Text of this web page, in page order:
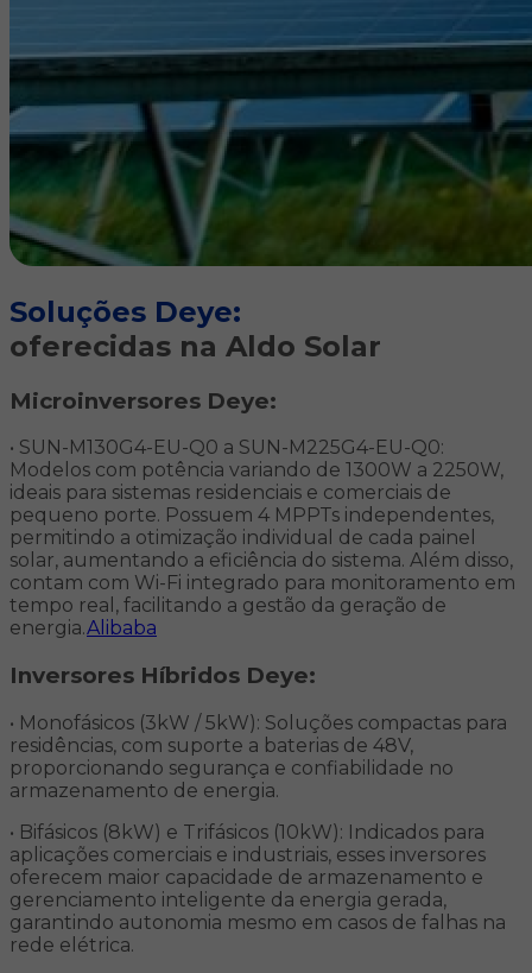
Soluções Deye:
oferecidas na Aldo Solar
Microinversores Deye:
• SUN-M130G4-EU-Q0 a SUN-M225G4-EU-Q0:
Modelos com potência variando de 1300W a 2250W,
ideais para sistemas residenciais e comerciais de
pequeno porte. Possuem 4 MPPTs independentes,
permitindo a otimização individual de cada painel
solar, aumentando a eficiência do sistema. Além disso,
contam com Wi-Fi integrado para monitoramento em
tempo real, facilitando a gestão da geração de
energia.Alibaba
Inversores Híbridos Deye:
• Monofásicos (3kW / 5kW): Soluções compactas para
residências, com suporte a baterias de 48V,
proporcionando segurança e confiabilidade no
armazenamento de energia.
• Bifásicos (8kW) e Trifásicos (10kW): Indicados para
aplicações comerciais e industriais, esses inversores
oferecem maior capacidade de armazenamento e
gerenciamento inteligente da energia gerada,
garantindo autonomia mesmo em casos de falhas na
rede elétrica.